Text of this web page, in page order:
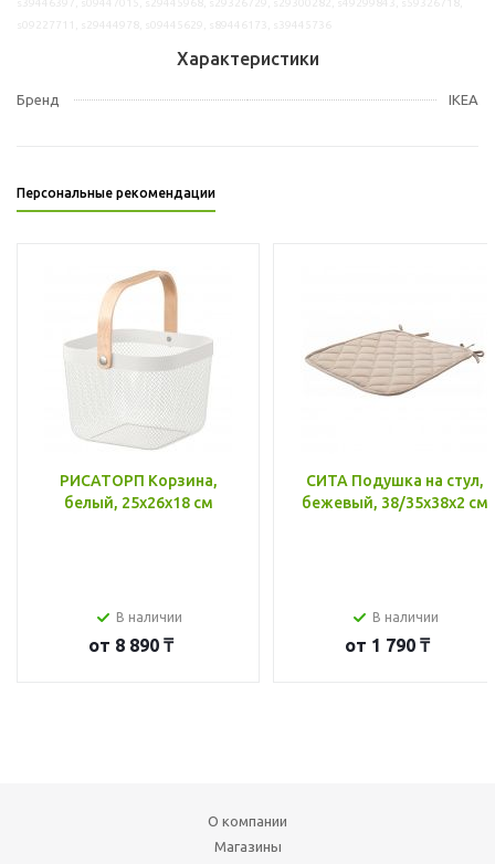
Характеристики
Бренд IKEA
Персональные рекомендации
РИСАТОРП Корзина,
белый, 25x26x18 см
В наличии
от 8 890 ₸
СИТА Подушка на стул,
бежевый, 38/35x38x2 см
В наличии
от 1 790 ₸
О компании
Магазины